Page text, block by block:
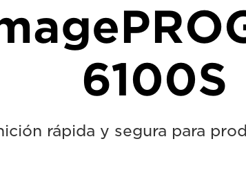
6100S
rápida y segura para